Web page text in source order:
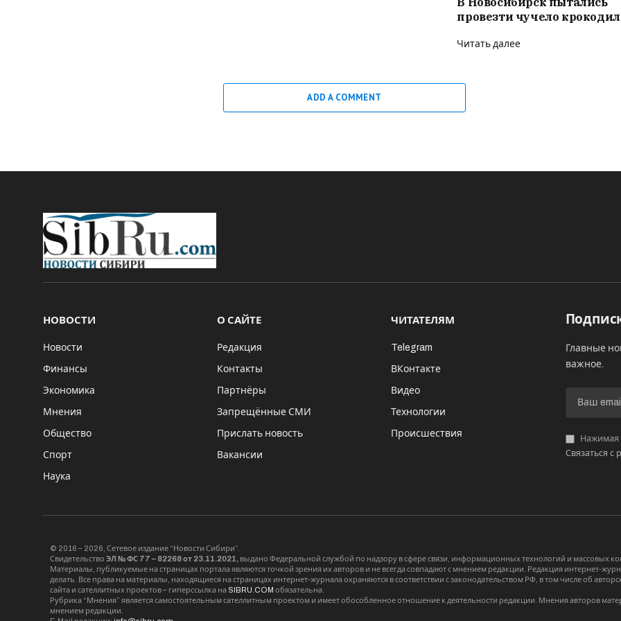
провезти чучело
Читать далее
ADD A COMMENT
НОВОСТИ
Новости
Финансы
Экономика
Мнения
Общество
Спорт
Наука
О САЙТЕ
Редакция
Контакты
Партнёры
Запрещённые СМИ
Прислать новость
Вакансии
ЧИТАТЕЛЯМ
Telegram
ВКонтакте
Видео
Технологии
Происшествия
Главные
важное.
Нажимая
Связаться с
© 2016 – 2026, Сетевое издание “Новости Сибири”.
Свидетельство ЭЛ № ФС 77 – 82268 от 23.11.2021, выдано Федеральной службой по надзору в сфере связи, информационных технологий и массовых
Материалы, публикуемые на страницах портала являются точкой зрения их авторов и не всегда совпадают с мнением редакции. Редакция интернет-
делать. Все права на материалы, находящиеся на страницах интернет-журнала охраняются в соответствии с законодательством РФ, в том числе об
сайта и сателлитных проектов – гиперссылка на SIBRU.COM обязательна.
Рубрика “Мнения” является самостоятельным сателлитным проектом и имеет обособленное отношение к деятельности редакции. Мнения авторов
мнением редакции.